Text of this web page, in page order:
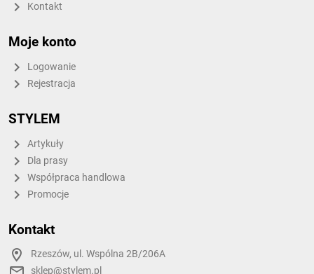
Kontakt
Moje konto
Logowanie
Rejestracja
STYLEM
Artykuły
Dla prasy
Współpraca handlowa
Promocje
Kontakt
Rzeszów, ul. Wspólna 2B/206A
sklep@stylem.pl